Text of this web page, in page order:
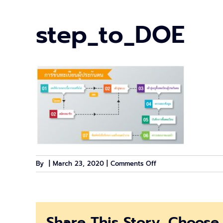
step_to_DOE
By March 23, 2020 Comments Offon
step_to_DOE